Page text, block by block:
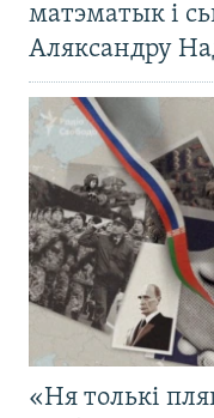
матэматык і
Аляксандру
«Ня толькі